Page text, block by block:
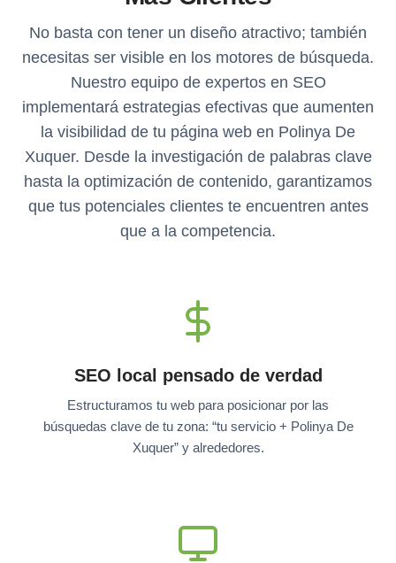
No basta con tener un diseño atractivo; también
necesitas ser visible en los motores de búsqueda.
Nuestro equipo de expertos en SEO
implementará estrategias efectivas que aumenten
la visibilidad de tu página web en Polinya De
Xuquer. Desde la investigación de palabras clave
hasta la optimización de contenido, garantizamos
que tus potenciales clientes te encuentren antes
que a la competencia.
SEO local pensado de verdad
Estructuramos tu web para posicionar por las
búsquedas clave de tu zona: “tu servicio + Polinya De
Xuquer” y alrededores.